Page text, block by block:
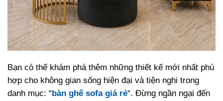
Bạn có thể khám phá thêm những thiết kế mới nhất phù
hợp cho không gian sống hiện đại và tiện nghi trong
danh mục: “ bàn ghế sofa giá rẻ“. Đừng ngần ngại đến